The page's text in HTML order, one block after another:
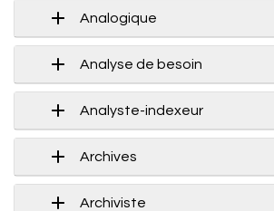
Analogique
Analyse de besoin
Analyste-indexeur
Archives
Archiviste